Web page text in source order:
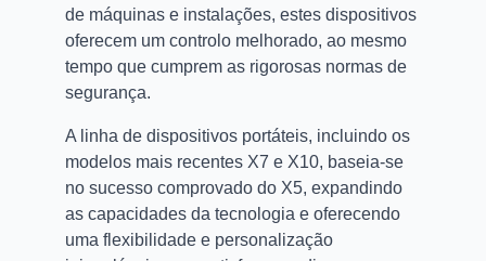
de máquinas e instalações, estes dispositivos
oferecem um controlo melhorado, ao mesmo
tempo que cumprem as rigorosas normas de
segurança.
A linha de dispositivos portáteis, incluindo os
modelos mais recentes X7 e X10, baseia-se
no sucesso comprovado do X5, expandindo
as capacidades da tecnologia e oferecendo
uma flexibilidade e personalização